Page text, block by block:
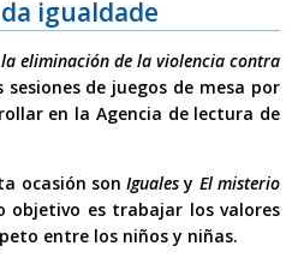
igualdade
eliminación de la violencia contra
de juegos de mesa por
en la Agencia de lectura de
ocasión sonIgualesy El misterio
objetivo es trabajar los valores
entre los niños y niñas.